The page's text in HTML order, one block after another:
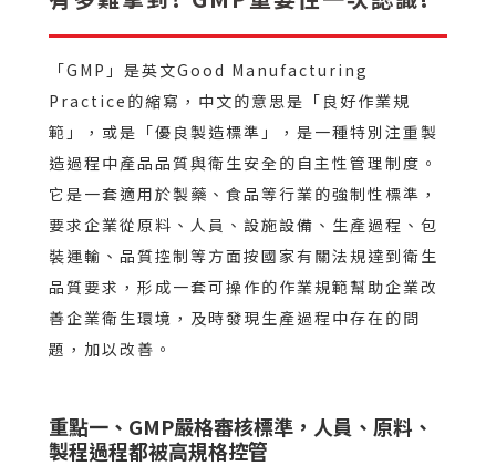
「GMP」是英文Good Manufacturing
Practice的縮寫，中文的意思是「良好作業規
範」，或是「優良製造標準」，是一種特別注重製
造過程中產品品質與衛生安全的自主性管理制度。
它是一套適用於製藥、食品等行業的強制性標準，
要求企業從原料、人員、設施設備、生產過程、包
裝運輸、品質控制等方面按國家有關法規達到衛生
品質要求，形成一套可操作的作業規範幫助企業改
善企業衛生環境，及時發現生產過程中存在的問
題，加以改善。
重點一、GMP嚴格審核標準，人員、原料、
製程過程都被高規格控管